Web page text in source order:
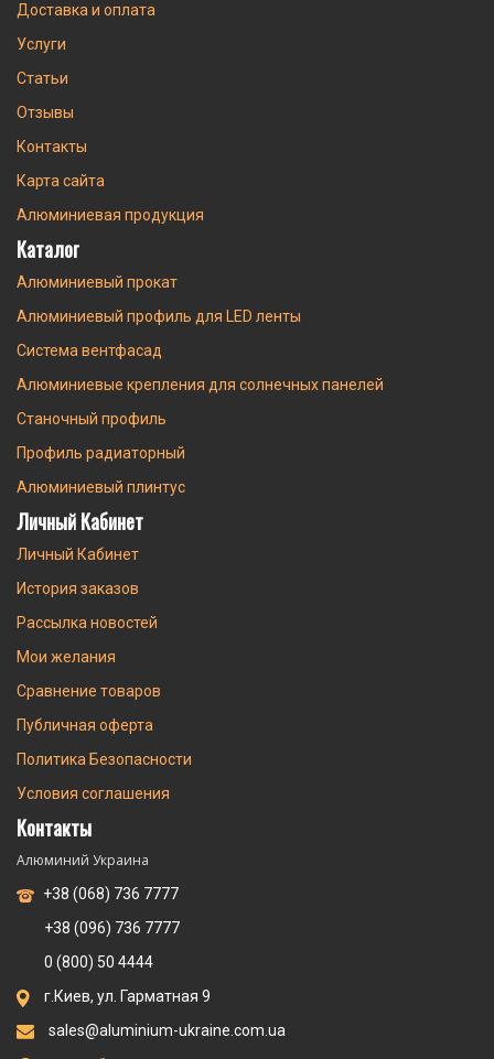
Доставка и оплата
Услуги
Статьи
Отзывы
Контакты
Карта сайта
Алюминиевая продукция
Каталог
Алюминиевый прокат
Алюминиевый профиль для LED ленты
Система вентфасад
Алюминиевые крепления для солнечных панелей
Станочный профиль
Профиль радиаторный
Алюминиевый плинтус
Личный Кабинет
Личный Кабинет
История заказов
Рассылка новостей
Мои желания
Сравнение товаров
Публичная оферта
Политика Безопасности
Условия соглашения
Контакты
Алюминий Украина
+38 (068) 736 7777
+38 (096) 736 7777
0 (800) 50 4444
г.Киев, ул. Гарматная 9
sales@aluminium-ukraine.com.ua